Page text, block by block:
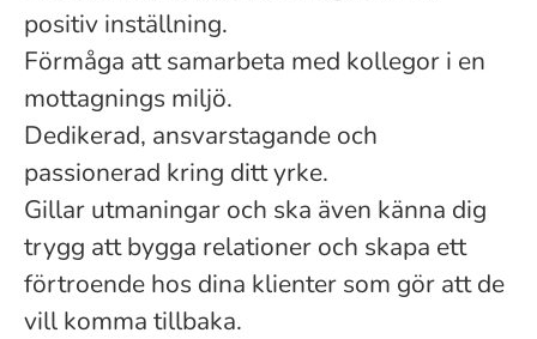
positiv inställning.
Förmåga att samarbeta med kollegor i en
mottagnings miljö.
Dedikerad, ansvarstagande och
passionerad kring ditt yrke.
Gillar utmaningar och ska även känna dig
trygg att bygga relationer och skapa ett
förtroende hos dina klienter som gör att de
vill komma tillbaka.